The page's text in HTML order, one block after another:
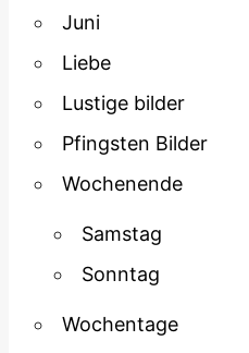
Juni
Liebe
Lustige bilder
Pfingsten Bilder
Wochenende
Samstag
Sonntag
Wochentage